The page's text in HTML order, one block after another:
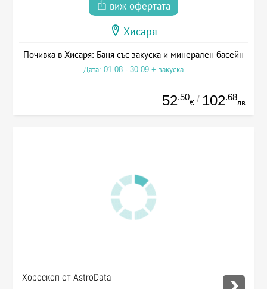
виж офертата
Хисаря
Почивка в Хисаря: Баня със закуска и минерален басейн
Дата: 01.08 - 30.09 + закуска
52.50
€ / 102.68
лв.
Хороскоп от AstroData